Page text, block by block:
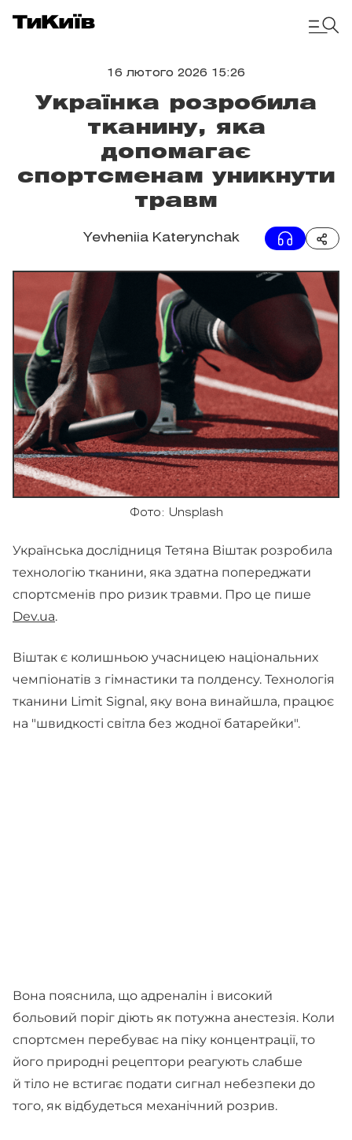
16 лютого 2026 15:26
Українка розробила
тканину, яка
допомагає
спортсменам уникнути
травм
Yevheniia Katerynchak
Фото: Unsplash
Українська дослідниця Тетяна Віштак розробила
технологію тканини, яка здатна попереджати
спортсменів про ризик травми. Про це пише
Dev.ua.
Віштак є колишньою учасницею національних
чемпіонатів з гімнастики та полденсу. Технологія
тканини Limit Signal, яку вона винайшла, працює
на "швидкості світла без жодної батарейки".
Вона пояснила, що адреналін і високий
больовий поріг діють як потужна анестезія. Коли
спортсмен перебуває на піку концентрації, то
його природні рецептори реагують слабше
й тіло не встигає подати сигнал небезпеки до
того, як відбудеться механічний розрив.